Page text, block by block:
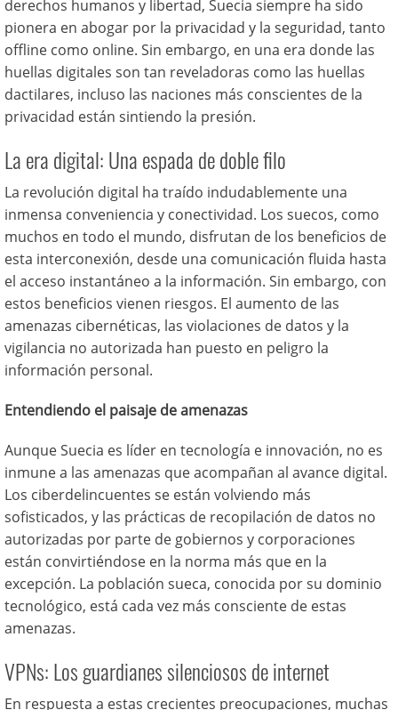
derechos humanos y libertad, Suecia siempre ha sido
pionera en abogar por la privacidad y la seguridad, tanto
offline como online. Sin embargo, en una era donde las
huellas digitales son tan reveladoras como las huellas
dactilares, incluso las naciones más conscientes de la
privacidad están sintiendo la presión.
La era digital: Una espada de doble filo
La revolución digital ha traído indudablemente una
inmensa conveniencia y conectividad. Los suecos, como
muchos en todo el mundo, disfrutan de los beneficios de
esta interconexión, desde una comunicación fluida hasta
el acceso instantáneo a la información. Sin embargo, con
estos beneficios vienen riesgos. El aumento de las
amenazas cibernéticas, las violaciones de datos y la
vigilancia no autorizada han puesto en peligro la
información personal.
Entendiendo el paisaje de amenazas
Aunque Suecia es líder en tecnología e innovación, no es
inmune a las amenazas que acompañan al avance digital.
Los ciberdelincuentes se están volviendo más
sofisticados, y las prácticas de recopilación de datos no
autorizadas por parte de gobiernos y corporaciones
están convirtiéndose en la norma más que en la
excepción. La población sueca, conocida por su dominio
tecnológico, está cada vez más consciente de estas
amenazas.
VPNs: Los guardianes silenciosos de internet
En respuesta a estas crecientes preocupaciones, muchas